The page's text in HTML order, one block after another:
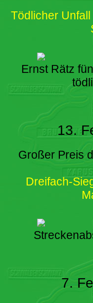
Tödlicher
Ernst Rätz
13.
Großer Preis
Dreifach-
7.